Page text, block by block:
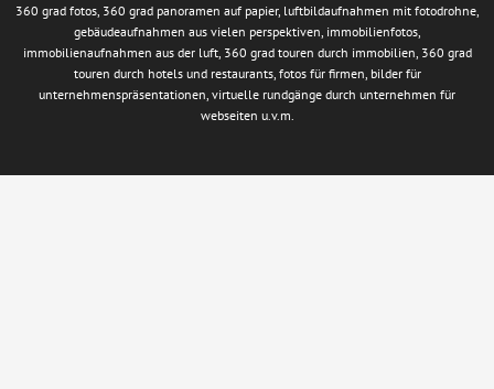
360 grad fotos, 360 grad panoramen auf papier, luftbildaufnahmen mit fotodrohne,
gebäudeaufnahmen aus vielen perspektiven, immobilienfotos,
immobilienaufnahmen aus der luft, 360 grad touren durch immobilien, 360 grad
touren durch hotels und restaurants, fotos für firmen, bilder für
unternehmenspräsentationen, virtuelle rundgänge durch unternehmen für
webseiten u.v.m.